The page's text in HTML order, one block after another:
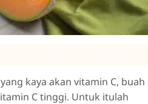
kaya akan vitamin C, buah
C tinggi. Untuk itulah